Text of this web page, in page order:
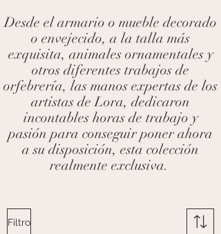
Desde el armario o mueble decorado
o envejecido, a la talla más
exquisita, animales ornamentales y
otros diferentes trabajos de
orfebrería, las manos expertas de los
artistas de Lora, dedicaron
incontables horas de trabajo y
pasión para conseguir poner ahora
a su disposición, esta colección
realmente exclusiva.
Filtro